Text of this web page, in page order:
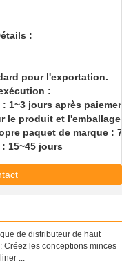
:
pour l'exportation.
:
1~3 jours après
le produit et
paquet de marque :
: 15~45 jours
de distributeur de haut
Créez les conceptions minces
...